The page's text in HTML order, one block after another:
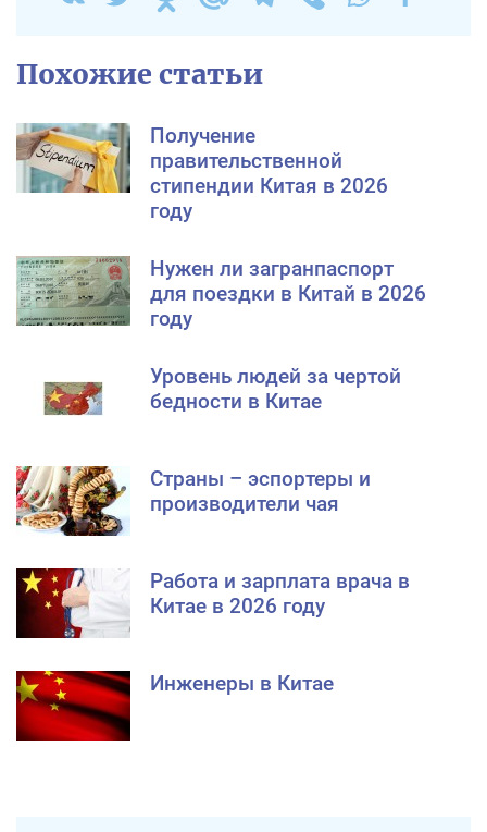
Похожие статьи
Получение
правительственной
стипендии Китая в 2026
году
Нужен ли загранпаспорт
для поездки в Китай в 2026
году
Уровень людей за чертой
бедности в Китае
Страны – эспортеры и
производители чая
Работа и зарплата врача в
Китае в 2026 году
Инженеры в Китае